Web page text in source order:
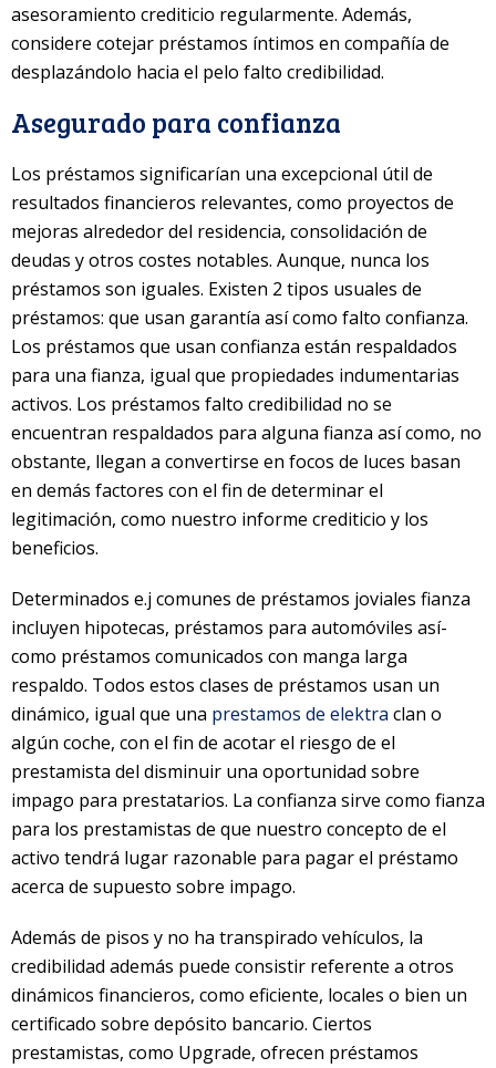
asesoramiento crediticio regularmente. Además,
considere cotejar préstamos íntimos en compañía de
desplazándolo hacia el pelo falto credibilidad.
Asegurado para confianza
Los préstamos significarían una excepcional útil de
resultados financieros relevantes, como proyectos de
mejoras alrededor del residencia, consolidación de
deudas y otros costes notables. Aunque, nunca los
préstamos son iguales. Existen 2 tipos usuales de
préstamos: que usan garantía así­ como falto confianza.
Los préstamos que usan confianza están respaldados
para una fianza, igual que propiedades indumentarias
activos. Los préstamos falto credibilidad no se
encuentran respaldados para alguna fianza así­ como, no
obstante, llegan a convertirse en focos de luces basan
en demás factores con el fin de determinar el
legitimación, como nuestro informe crediticio y los
beneficios.
Determinados e.j comunes de préstamos joviales fianza
incluyen hipotecas, préstamos para automóviles así­
como préstamos comunicados con manga larga
respaldo. Todos estos clases de préstamos usan un
dinámico, igual que una prestamos de elektra clan o
algún coche, con el fin de acotar el riesgo de el
prestamista del disminuir una oportunidad sobre
impago para prestatarios. La confianza sirve como fianza
para los prestamistas de que nuestro concepto de el
activo tendrá lugar razonable para pagar el préstamo
acerca de supuesto sobre impago.
Además de pisos y no ha transpirado vehículos, la
credibilidad además puede consistir referente a otros
dinámicos financieros, como eficiente, locales o bien un
certificado sobre depósito bancario. Ciertos
prestamistas, como Upgrade, ofrecen préstamos